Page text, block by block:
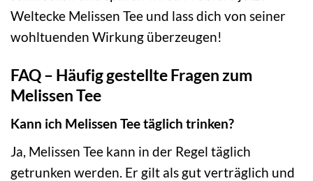
Weltecke Melissen Tee und lass dich von seiner
wohltuenden Wirkung überzeugen!
FAQ – Häufig gestellte Fragen zum
Melissen Tee
Kann ich Melissen Tee täglich trinken?
Ja, Melissen Tee kann in der Regel täglich
getrunken werden. Er gilt als gut verträglich und